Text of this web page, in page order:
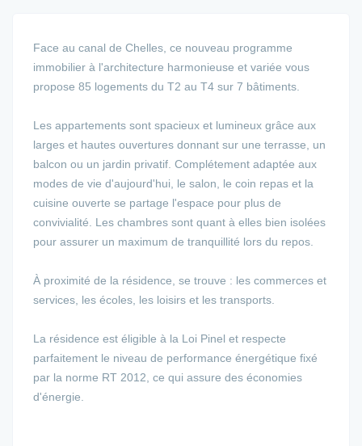
Face au canal de Chelles, ce nouveau programme
immobilier à l'architecture harmonieuse et variée vous
propose 85 logements du T2 au T4 sur 7 bâtiments.
Les appartements sont spacieux et lumineux grâce aux
larges et hautes ouvertures donnant sur une terrasse, un
balcon ou un jardin privatif. Complétement adaptée aux
modes de vie d'aujourd'hui, le salon, le coin repas et la
cuisine ouverte se partage l'espace pour plus de
convivialité. Les chambres sont quant à elles bien isolées
pour assurer un maximum de tranquillité lors du repos.
À proximité de la résidence, se trouve : les commerces et
services, les écoles, les loisirs et les transports.
La résidence est éligible à la Loi Pinel et respecte
parfaitement le niveau de performance énergétique fixé
par la norme RT 2012, ce qui assure des économies
d'énergie.